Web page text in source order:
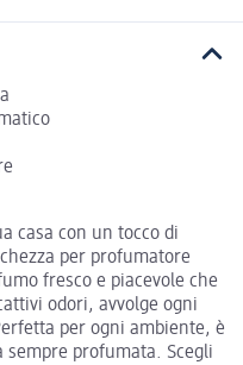
casa con un tocco di
per profumatore
fresco e piacevole che
odori, avvolge ogni
per ogni ambiente, è
sempre profumata. Scegli